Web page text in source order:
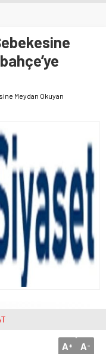
Meydan Okuyan
A+ A-